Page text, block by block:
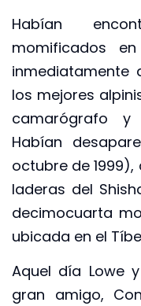
Habían
momificados
inmediatamente
los mejores
camarógrafo y
Habían
octubre de
laderas del
decimocuarta
ubicada en el
Aquel día Lowe
gran amigo,